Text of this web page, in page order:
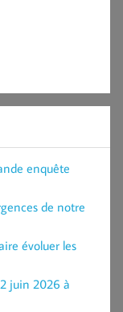
enquête
de notre
évoluer les
juin 2026 à